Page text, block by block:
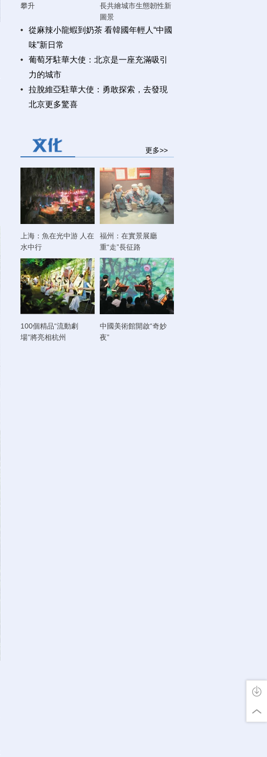
攀升
長共繪城市生態韌性新
圖景
從麻辣小龍蝦到奶茶 看韓國年輕人“中國
味”新日常
葡萄牙駐華大使：北京是一座充滿吸引
力的城市
拉脫維亞駐華大使：勇敢探索，去發現
北京更多驚喜
更多>>
上海：魚在光中游 人在
水中行
福州：在實景展廳
重“走”長征路
100個精品“流動劇
場”將亮相杭州
中國美術館開啟“奇妙
夜”